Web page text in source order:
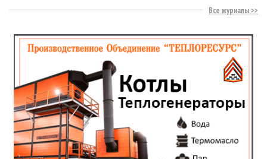
Все журналы